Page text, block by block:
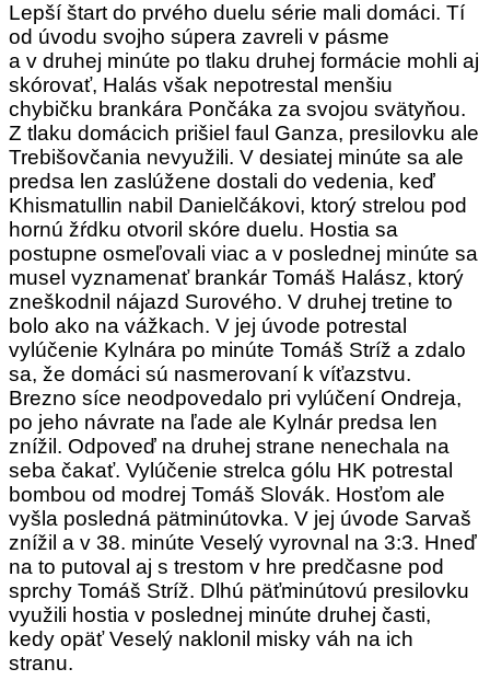
Lepší štart do prvého duelu série mali domáci. Tí
od úvodu svojho súpera zavreli v pásme
a v druhej minúte po tlaku druhej formácie mohli aj
skórovať, Halás však nepotrestal menšiu
chybičku brankára Pončáka za svojou svätyňou.
Z tlaku domácich prišiel faul Ganza, presilovku ale
Trebišovčania nevyužili. V desiatej minúte sa ale
predsa len zaslúžene dostali do vedenia, keď
Khismatullin nabil Danielčákovi, ktorý strelou pod
hornú žŕdku otvoril skóre duelu. Hostia sa
postupne osmeľovali viac a v poslednej minúte sa
musel vyznamenať brankár Tomáš Halász, ktorý
zneškodnil nájazd Surového. V druhej tretine to
bolo ako na vážkach. V jej úvode potrestal
vylúčenie Kylnára po minúte Tomáš Stríž a zdalo
sa, že domáci sú nasmerovaní k víťazstvu.
Brezno síce neodpovedalo pri vylúčení Ondreja,
po jeho návrate na ľade ale Kylnár predsa len
znížil. Odpoveď na druhej strane nenechala na
seba čakať. Vylúčenie strelca gólu HK potrestal
bombou od modrej Tomáš Slovák. Hosťom ale
vyšla posledná pätminútovka. V jej úvode Sarvaš
znížil a v 38. minúte Veselý vyrovnal na 3:3. Hneď
na to putoval aj s trestom v hre predčasne pod
sprchy Tomáš Stríž. Dlhú päťminútovú presilovku
využili hostia v poslednej minúte druhej časti,
kedy opäť Veselý naklonil misky váh na ich
stranu.